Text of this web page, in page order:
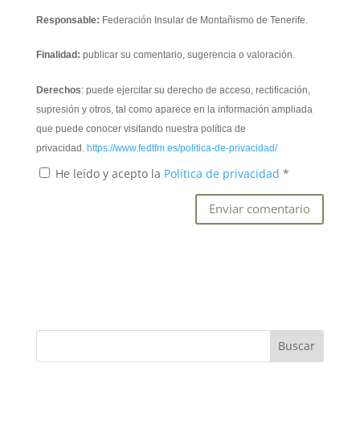
Responsable: Federación Insular de Montañismo de Tenerife.
Finalidad: publicar su comentario, sugerencia o valoración.
Derechos: puede ejercitar su derecho de acceso, rectificación,
supresión y otros, tal como aparece en la información ampliada
que puede conocer visitando nuestra política de
privacidad. https://www.fedtfm.es/politica-de-privacidad/
He leído y acepto la Política de privacidad *